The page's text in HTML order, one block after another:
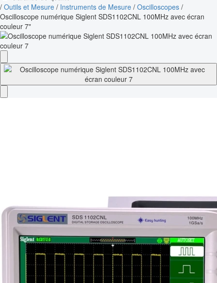
/ Outils et Mesure / Instruments de Mesure / Oscilloscopes /
Oscilloscope numérique Siglent SDS1102CNL 100MHz avec écran
couleur 7"